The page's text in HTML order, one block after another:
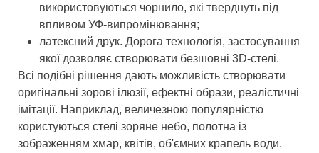
використовуються чорнило, які тверднуть під
впливом УФ-випромінювання;
латексний друк. Дорога технологія, застосування
якої дозволяє створювати безшовні 3D-стелі.
Всі подібні рішення дають можливість створювати
оригінальні зорові ілюзії, ефектні образи, реалістичні
імітації. Наприклад, величезною популярністю
користуються стелі зоряне небо, полотна із
зображенням хмар, квітів, об'ємних крапель води.